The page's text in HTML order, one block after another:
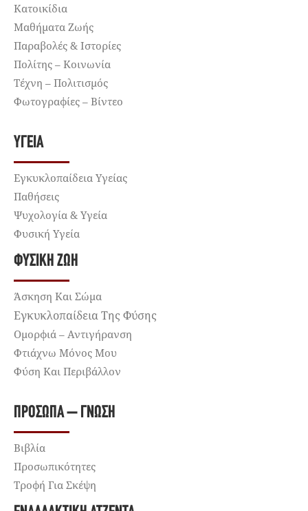
Κατοικίδια
Μαθήματα Ζωής
Παραβολές & Ιστορίες
Πολίτης – Κοινωνία
Τέχνη – Πολιτισμός
Φωτογραφίες – Βίντεο
ΥΓΕΊΑ
Εγκυκλοπαίδεια Υγείας
Παθήσεις
Ψυχολογία & Υγεία
Φυσική Υγεία
ΦΥΣΙΚΉ ΖΩΉ
Άσκηση Και Σώμα
Εγκυκλοπαίδεια Της Φύσης
Ομορφιά – Αντιγήρανση
Φτιάχνω Μόνος Μου
Φύση Και Περιβάλλον
ΠΡΌΣΩΠΑ – ΓΝΏΣΗ
Βιβλία
Προσωπικότητες
Τροφή Για Σκέψη